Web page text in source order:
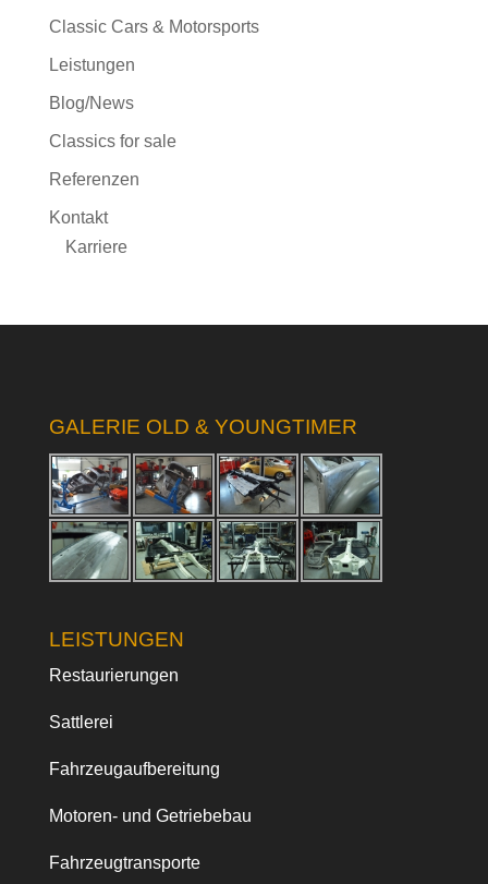
Classic Cars & Motorsports
Leistungen
Blog/News
Classics for sale
Referenzen
Kontakt
Karriere
GALERIE OLD & YOUNGTIMER
LEISTUNGEN
Restaurierungen
Sattlerei
Fahrzeugaufbereitung
Motoren- und Getriebebau
Fahrzeugtransporte